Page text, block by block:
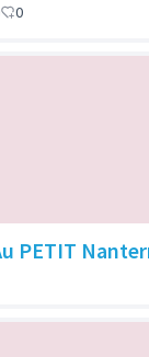
0
PETIT